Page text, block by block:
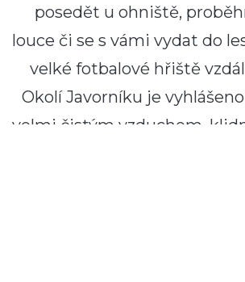
posedět u ohniště,
louce či se s vámi vydat do
velké fotbalové hřiště
Okolí Javorníku je
velmi čistým vzduchem,